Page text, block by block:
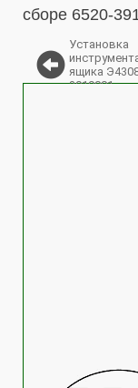
сборе 6520-
Установка
ящика
3919001